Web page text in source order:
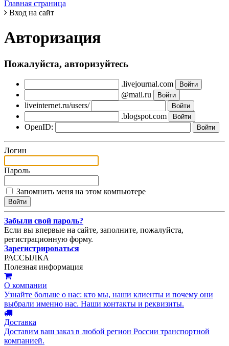
Главная страница
Вход на сайт
Авторизация
Пожалуйста, авторизуйтесь
.livejournal.com
@mail.ru
liveinternet.ru/users/
.blogspot.com
OpenID:
Логин
Пароль
Запомнить меня на этом компьютере
Забыли свой пароль?
Если вы впервые на сайте, заполните, пожалуйста,
регистрационную форму.
Зарегистрироваться
РАССЫЛКА
Полезная информация
О компании
Узнайте больше о нас: кто мы, наши клиенты и почему они
выбрали именно нас. Наши контакты и реквизиты.
Доставка
Доставим ваш заказ в любой регион России транспортной
компанией.